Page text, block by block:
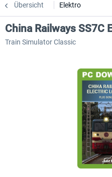
Übersicht Elektro
China Railways SS7C
Train Simulator Classic